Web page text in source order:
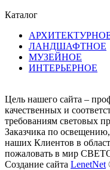
Каталог
ЛАНДШАФТНОЕ
МУЗЕЙНОЕ
ИНТЕРЬЕРНОЕ
Цель нашего сайта –
качественных и
требованиям световых
Заказчика по
наших Клиентов в
пожаловать в мир
Создание сайта LenetNet